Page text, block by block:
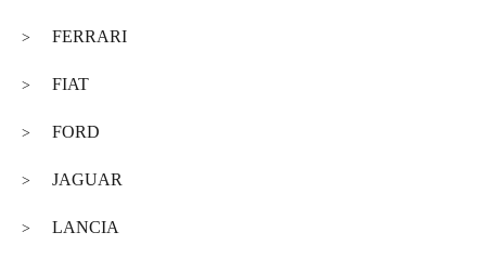
> FERRARI
> FIAT
> FORD
> JAGUAR
> LANCIA